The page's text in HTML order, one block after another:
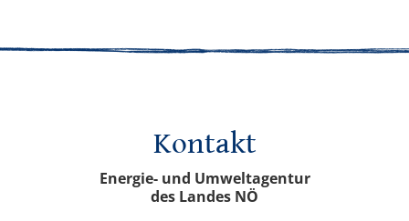
Kontakt
Energie- und Umweltagentur
des Landes NÖ